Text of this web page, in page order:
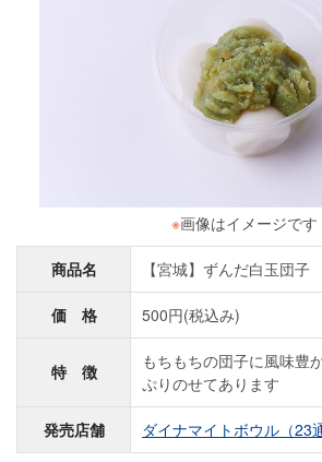
※画像はイメージです
商品名 【宮城】ずんだ白玉団子
価 格 500円(税込み)
特 徴
もちもちの団子に風味豊
ぷりのせてあります
発売店舗 ダイナマイトボウル（23